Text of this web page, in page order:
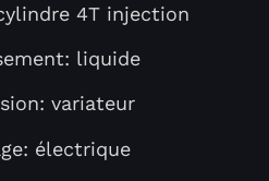
4T injection
liquide
variateur
électrique